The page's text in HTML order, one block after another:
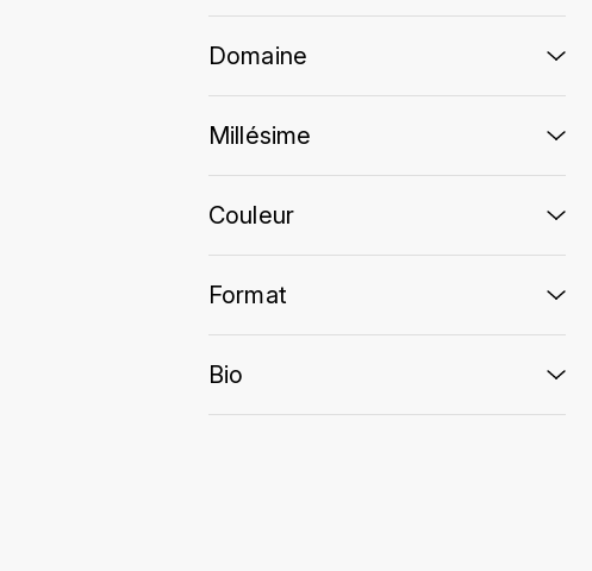
Domaine
Millésime
Couleur
Format
Bio